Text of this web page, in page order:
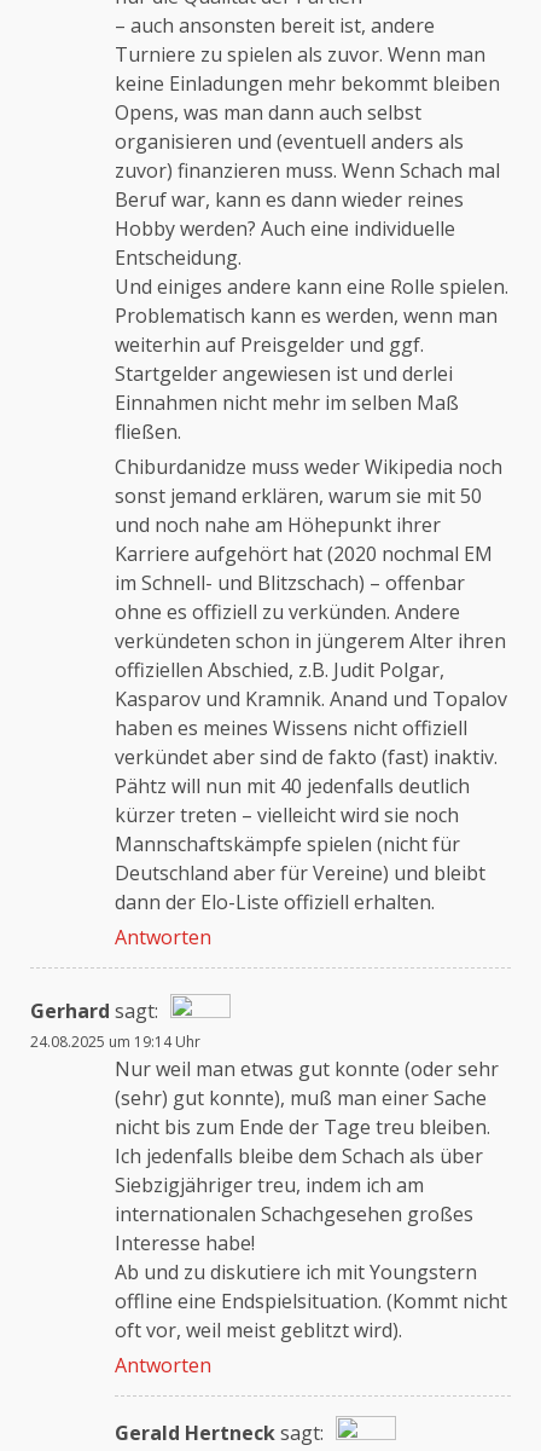
– auch ansonsten bereit ist, andere
Turniere zu spielen als zuvor. Wenn man
keine Einladungen mehr bekommt bleiben
Opens, was man dann auch selbst
organisieren und (eventuell anders als
zuvor) finanzieren muss. Wenn Schach mal
Beruf war, kann es dann wieder reines
Hobby werden? Auch eine individuelle
Entscheidung.
Und einiges andere kann eine Rolle spielen.
Problematisch kann es werden, wenn man
weiterhin auf Preisgelder und ggf.
Startgelder angewiesen ist und derlei
Einnahmen nicht mehr im selben Maß
fließen.
Chiburdanidze muss weder Wikipedia noch
sonst jemand erklären, warum sie mit 50
und noch nahe am Höhepunkt ihrer
Karriere aufgehört hat (2020 nochmal EM
im Schnell- und Blitzschach) – offenbar
ohne es offiziell zu verkünden. Andere
verkündeten schon in jüngerem Alter ihren
offiziellen Abschied, z.B. Judit Polgar,
Kasparov und Kramnik. Anand und Topalov
haben es meines Wissens nicht offiziell
verkündet aber sind de fakto (fast) inaktiv.
Pähtz will nun mit 40 jedenfalls deutlich
kürzer treten – vielleicht wird sie noch
Mannschaftskämpfe spielen (nicht für
Deutschland aber für Vereine) und bleibt
dann der Elo-Liste offiziell erhalten.
Antworten
Gerhard sagt:
Das „Echte-Person“-Abzeichen!
Anti-Spam von CleanTalk
24.08.2025 um 19:14 Uhr
Nur weil man etwas gut konnte (oder sehr
(sehr) gut konnte), muß man einer Sache
nicht bis zum Ende der Tage treu bleiben.
Ich jedenfalls bleibe dem Schach als über
Siebzigjähriger treu, indem ich am
internationalen Schachgesehen großes
Interesse habe!
Ab und zu diskutiere ich mit Youngstern
offline eine Endspielsituation. (Kommt nicht
oft vor, weil meist geblitzt wird).
Antworten
Gerald Hertnecksagt: